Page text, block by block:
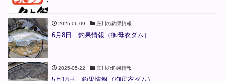
2025-06-09 庄川の釣果情報
6月8日 釣果情報（御母衣ダム）
2025-05-22 庄川の釣果情報